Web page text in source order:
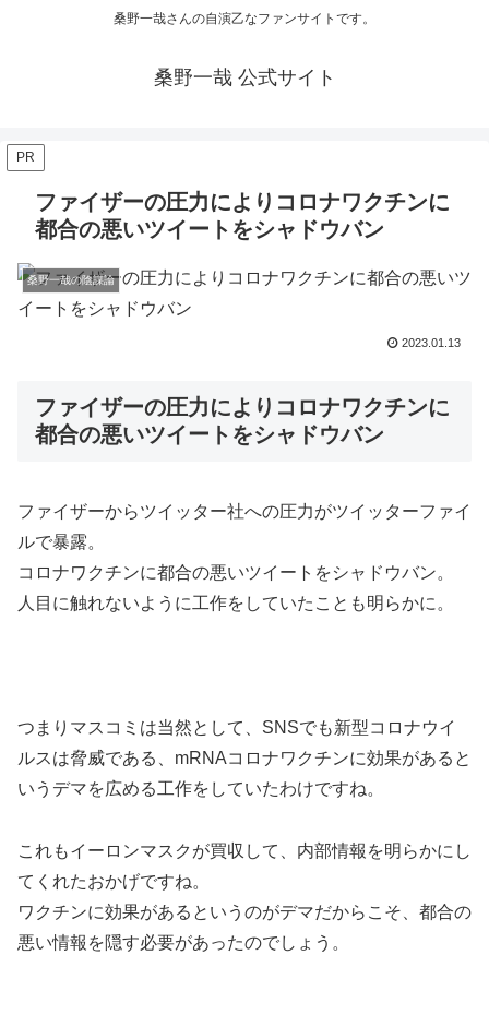
桑野一哉さんの自演乙なファンサイトです。
桑野一哉 公式サイト
PR
ファイザーの圧力によりコロナワクチンに
都合の悪いツイートをシャドウバン
桑野一哉の陰謀論
2023.01.13
ファイザーの圧力によりコロナワクチンに
都合の悪いツイートをシャドウバン
ファイザーからツイッター社への圧力がツイッターファイ
ルで暴露。
コロナワクチンに都合の悪いツイートをシャドウバン。
人目に触れないように工作をしていたことも明らかに。
つまりマスコミは当然として、SNSでも新型コロナウイ
ルスは脅威である、mRNAコロナワクチンに効果があると
いうデマを広める工作をしていたわけですね。
これもイーロンマスクが買収して、内部情報を明らかにし
てくれたおかげですね。
ワクチンに効果があるというのがデマだからこそ、都合の
悪い情報を隠す必要があったのでしょう。